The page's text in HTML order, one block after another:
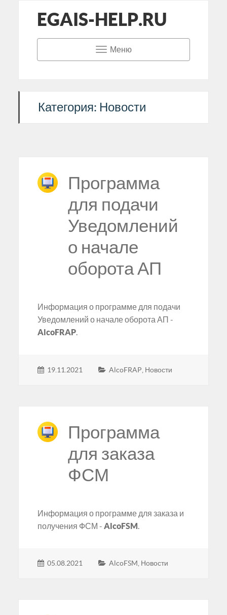
EGAIS-HELP.RU
Меню
Категория: Новости
Программа
для подачи
Уведомлений
о начале
оборота АП
Информация о программе для подачи
Уведомлений о начале оборота АП -
AlcoFRAP.
19.11.2021 AlcoFRAP Новости
Программа
для заказа
ФСМ
Информация о программе для заказа и
получения ФСМ - AlcoFSM
05.08.2021 AlcoFSM, Новости